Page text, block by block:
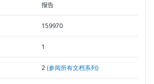
报告
159970
1
2 (参阅所有文档系列)